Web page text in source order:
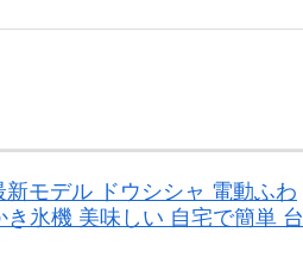
モデル ドウシシャ 電動ふわ
氷機 美味しい 自宅で簡単 台